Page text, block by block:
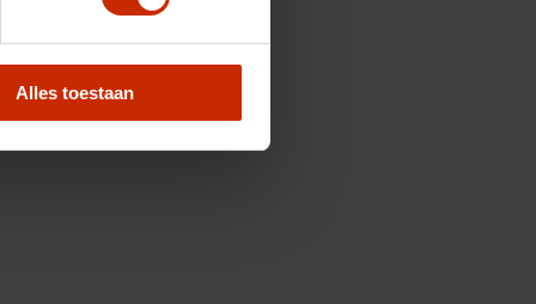
Alles toestaan